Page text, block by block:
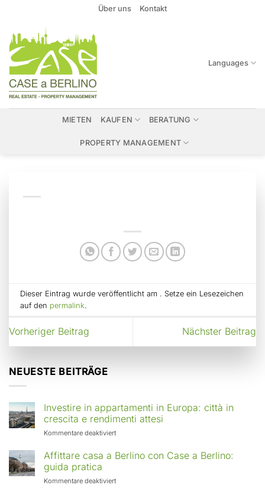
springen
Über uns Kontakt
Languages
MIETEN KAUFEN BERATUNG
PROPERTY MANAGEMENT
Dieser Eintrag wurde veröffentlicht am . Setze ein Lesezeichen
auf den permalink.
Vorheriger Beitrag Nächster Beitrag
NEUESTE BEITRÄGE
Investire in appartamenti in Europa: città in
crescita e rendimenti attesi
Kommentare deaktiviertfür
in
Europa:
Affittare casa a Berlino con Case a Berlino:
guida pratica
Kommentare deaktiviertfür